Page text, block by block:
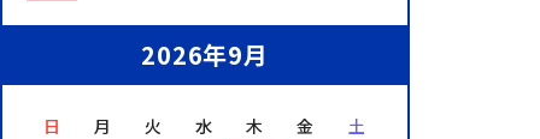
2026年9月
日 月 火 水 木 金
土